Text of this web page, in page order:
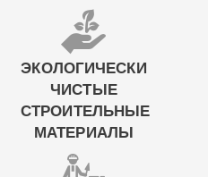
ЭКОЛОГИЧЕСКИ
ЧИСТЫЕ
СТРОИТЕЛЬНЫЕ
МАТЕРИАЛЫ